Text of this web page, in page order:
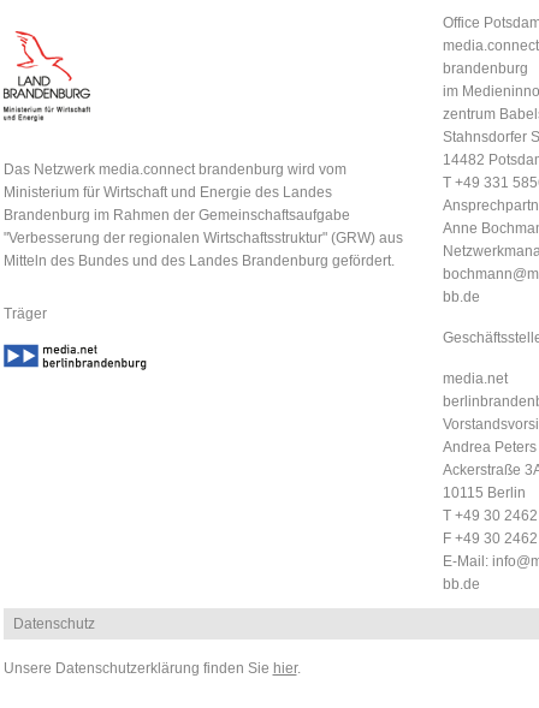
Das Netzwerk media.connect brandenburg wird vom
Ministerium für Wirtschaft und Energie des Landes
Brandenburg im Rahmen der Gemeinschaftsaufgabe
"Verbesserung der regionalen Wirtschaftsstruktur" (GRW) aus
Mitteln des Bundes und des Landes Brandenburg gefördert.
Träger
Office
media.connect
brandenburg
im
zentrum
Stahnsdorfer
14482
T +49 331
Anne
bb.de
media.net
Andrea Peters
Ackerstraße
10115 Berlin
T +49 30
F +49 30
E-Mail:
bb.de
Datenschutz
Unsere Datenschutzerklärung finden Sie hier.